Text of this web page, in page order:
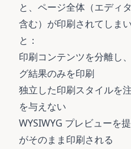
と、ページ全体（エディ
含む）が印刷されてしま
と：
印刷コンテンツを分離し
グ結果のみを印刷
独立した印刷スタイルを
を与えない
WYSIWYG プレビュー
がそのまま印刷される